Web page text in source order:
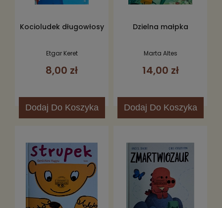
Kocioludek długowłosy
Etgar Keret
8,00 zł
Dodaj Do Koszyka
Dzielna małpka
Marta Altes
14,00 zł
Dodaj Do Koszyka